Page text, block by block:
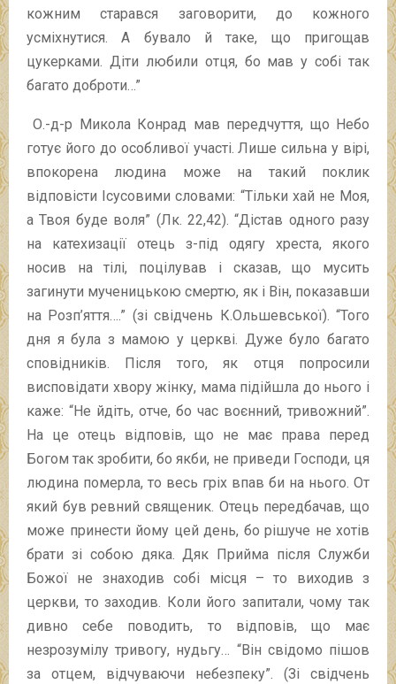
кожним старався заговорити, до кожного
усміхнутися. А бувало й таке, що пригощав
цукерками. Діти любили отця, бо мав у собі так
багато доброти…”
О.-д-р Микола Конрад мав передчуття, що Небо
готує його до особливої участі. Лише сильна у вірі,
впокорена людина може на такий поклик
відповісти Ісусовими словами: “Тільки хай не Моя,
а Твоя буде воля” (Лк. 22,42). “Дістав одного разу
на катехизації отець з-під одягу хреста, якого
носив на тілі, поцілував і сказав, що мусить
загинути мученицькою смертю, як і Він, показавши
на Розп’яття….” (зі свідчень К.Ольшевської). “Того
дня я була з мамою у церкві. Дуже було багато
сповідників. Після того, як отця попросили
висповідати хвору жінку, мама підійшла до нього і
каже: “Не йдіть, отче, бо час воєнний, тривожний”.
На це отець відповів, що не має права перед
Богом так зробити, бо якби, не приведи Господи, ця
людина померла, то весь гріх впав би на нього. От
який був ревний священик. Отець передбачав, що
може принести йому цей день, бо рішуче не хотів
брати зі собою дяка. Дяк Прийма після Служби
Божої не знаходив собі місця – то виходив з
церкви, то заходив. Коли його запитали, чому так
дивно себе поводить, то відповів, що має
незрозумілу тривогу, нудьгу… “Він свідомо пішов
за отцем, відчуваючи небезпеку”. (Зі свідчень